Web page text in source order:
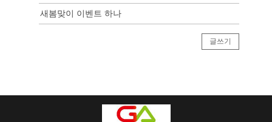
새봄맞이 이벤트 하나
글쓰기